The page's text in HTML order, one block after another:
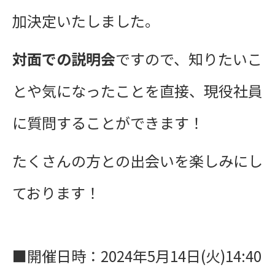
加決定いたしました。
対面での説明会ですので、知りたいこ
とや気になったことを直接、現役社員
に質問することができます！
たくさんの方との出会いを楽しみにし
ております！
■開催日時：2024年5月14日(火)14:40